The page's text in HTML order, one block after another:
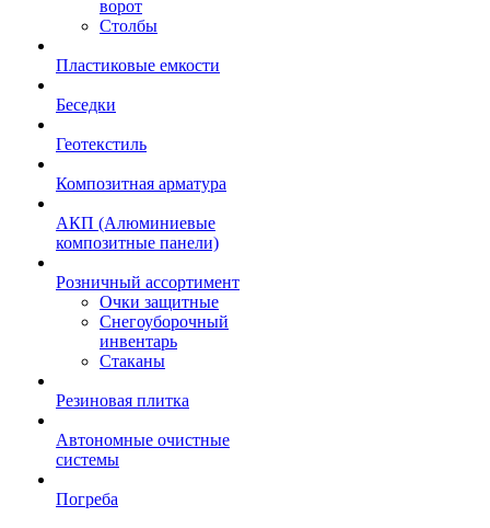
ворот
Столбы
Пластиковые емкости
Беседки
Геотекстиль
Композитная арматура
АКП (Алюминиевые
композитные панели)
Розничный ассортимент
Очки защитные
Снегоуборочный
инвентарь
Стаканы
Резиновая плитка
Автономные очистные
системы
Погреба